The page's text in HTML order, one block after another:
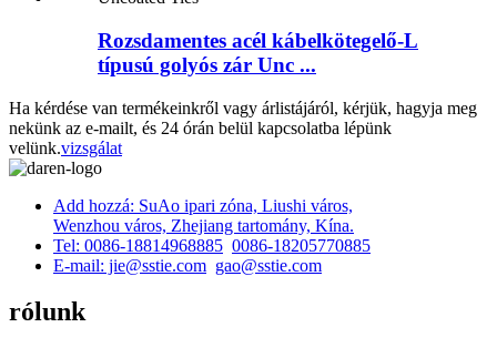
Rozsdamentes acél kábelkötegelő-L
típusú golyós zár Unc ...
Ha kérdése van termékeinkről vagy árlistájáról, kérjük, hagyja meg
nekünk az e-mailt, és 24 órán belül kapcsolatba lépünk
velünk.vizsgálat
Add hozzá: SuAo ipari zóna, Liushi város,
Wenzhou város, Zhejiang tartomány, Kína.
Tel: 0086-18814968885 0086-18205770885
E-mail: jie@sstie.com gao@sstie.com
rólunk